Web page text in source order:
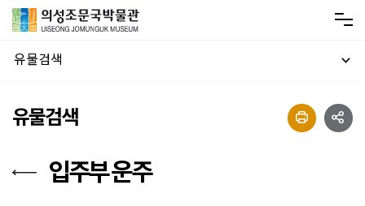
유물검색
유물검색
입주부 운주